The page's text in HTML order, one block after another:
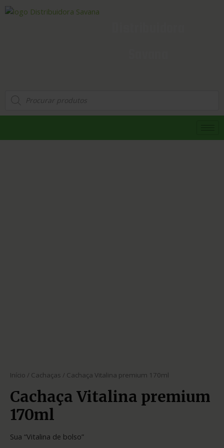
Início / Cachaças / Cachaça Vitalina premium 170ml
Cachaça Vitalina premium
170ml
Sua “Vitalina de bolso”